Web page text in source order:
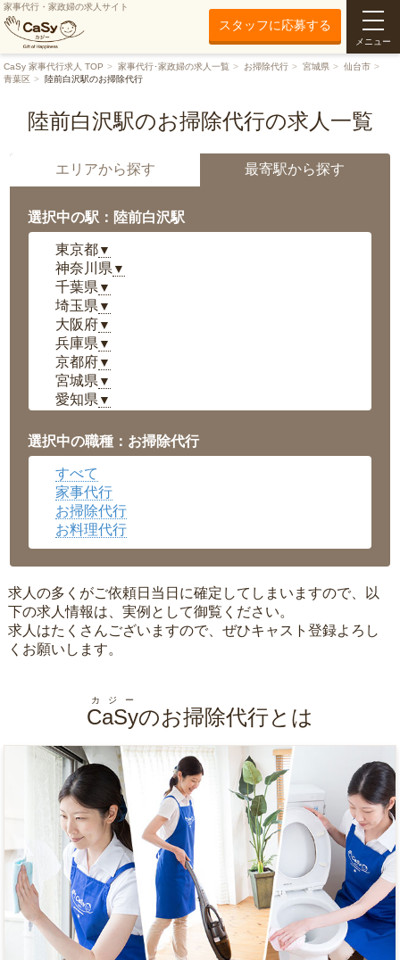
家事代行・家政婦の求人サイト
スタッフに応募する
メニュー
CaSy 家事代行求人 TOP 家事代行･家政婦の求人一覧 お掃除代行 宮城県
仙台市
青葉区
陸前白沢駅のお掃除代行
陸前白沢駅のお掃除代行の求人一覧
エリアから探す 最寄駅から探す
選択中の駅：陸前白沢駅
東京都▼
神奈川県 ▼
千葉県 ▼
埼玉県 ▼
大阪府▼
兵庫県 ▼
京都府▼
宮城県 ▼
愛知県 ▼
岡山県▼
広島県▼
沖縄県
選択中の職種：お掃除代行
すべて
家事代行
お掃除代行
お料理代行
求人の多くがご依頼日当日に確定してしまいますので、以
下の求人情報は、実例として御覧ください。
求人はたくさんございますので、ぜひキャスト登録よろし
くお願いします。
CaSy
カジー
のお掃除代行とは